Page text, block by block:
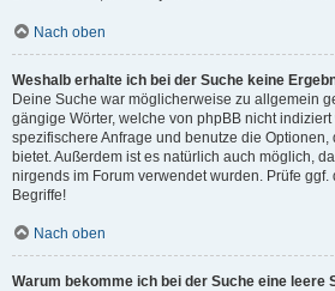
Nach oben
Weshalb erhalte ich bei der Suche keine
Deine Suche war möglicherweise zu allgemein
gängige Wörter, welche von phpBB nicht
spezifischere Anfrage und benutze die
bietet. Außerdem ist es natürlich auch möglich,
nirgends im Forum verwendet wurden. Prüfe
Begriffe!
Nach oben
Warum bekomme ich bei der Suche eine leere